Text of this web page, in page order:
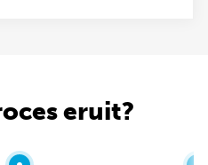
eruit?